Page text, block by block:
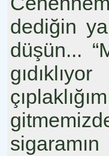
dediğin
düşün...